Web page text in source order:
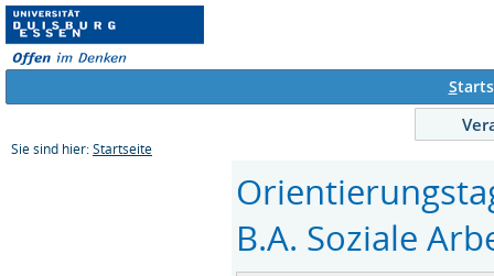
S
Sie sind hier: Startseite
B.A. Soziale